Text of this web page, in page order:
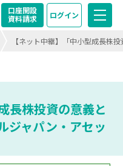
口座開設
資料請求
ログイン
【ネット中継】「中小型成長株
長株投資の意義と
ジャパン・アセッ